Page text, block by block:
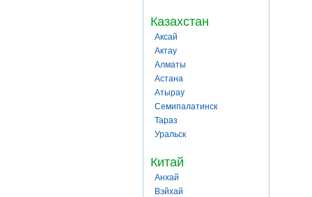
Казахстан
Аксай
Актау
Алматы
Астана
Атырау
Семипалатинск
Тараз
Уральск
Китай
Анхай
Вэйхай